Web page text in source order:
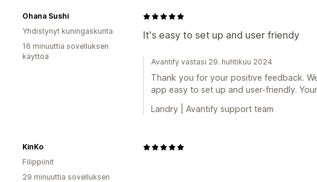
It's easy to set up and user friendy
Ohana Sushi
Yhdistynyt kuningaskunta
16 minuuttia sovelluksen
käyttöä
Avantify vastasi 29. huhtikuu 2024
Thank you for your positive feedback.
app easy to set up and user-friendly.
Landry | Avantify support team
KinKo
Filippiinit
29 minuuttia sovelluksen